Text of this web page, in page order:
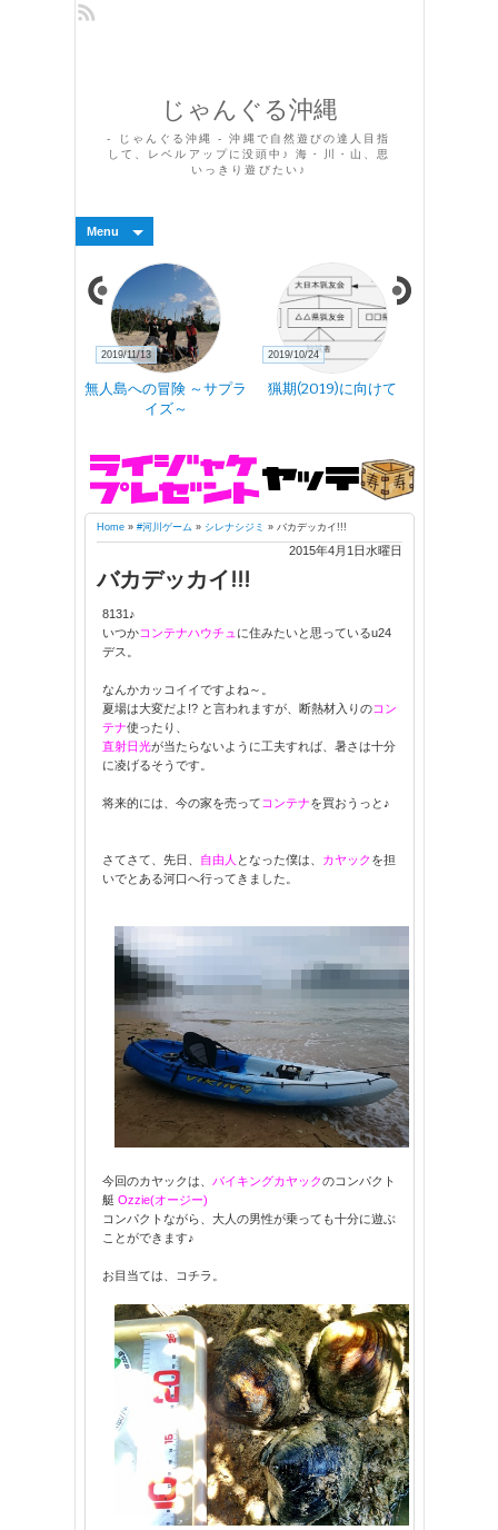
じゃんぐる沖縄
- じゃんぐる沖縄 - 沖縄で自然遊びの達人目指
して、レベルアップに没頭中♪ 海・川・山、思
いっきり遊びたい♪
Menu
無人島への冒険 ～サプラ
イズ～
2019/11/13
猟期(2019)に向けて
2019/10/24
Home» #河川ゲーム » シレナシジミ » バカデッカイ!!!
2015年4月1日水曜日
バカデッカイ!!!
8131♪
いつかコンテナハウチュ に住みたいと思っているu24
デス。
なんかカッコイイですよね～。
夏場は大変だよ!? と言われますが、断熱材入りのコン
テナ使ったり、
直射日光が当たらないように工夫すれば、暑さは十分
に凌げるそうです。
将来的には、今の家を売って コンテナを買おうっと♪
さてさて、先日、 自由人 となった僕は、 カヤック を担
いでとある河口へ行ってきました。
今回のカヤックは、 バイキングカヤックのコンパクト
艇 Ozzie(オージー)
コンパクトながら、大人の男性が乗っても十分に遊ぶ
ことができます♪
お目当ては、コチラ。